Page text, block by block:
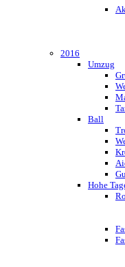
2016
Umzug
Ball
Hohe